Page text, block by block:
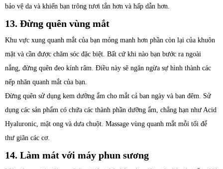
bảo vệ da và khiến bạn trông tươi tắn hơn và hấp dẫn hơn.
13. Đừng quên vùng mắt
Khu vực xung quanh mắt của bạn mỏng manh hơn phần còn lại của khuôn
mặt và cần được chăm sóc đặc biệt. Bất cứ khi nào bạn bước ra ngoài
nắng, đừng quên đeo kính râm. Điều này sẽ ngăn ngừa sự hình thành các
nếp nhăn quanh mắt của bạn.
Đừng quên sử dụng kem dưỡng ẩm cho mắt cả ban ngày và ban đêm. Sử
dụng các sản phẩm có chứa các thành phần dưỡng ẩm, chẳng hạn như Acid
Hyaluronic, mật ong và dưa chuột. Massage vùng quanh mắt mỗi tối để
thư giãn các cơ.
14. Làm mát với máy phun sương